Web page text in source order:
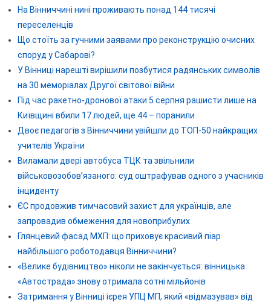
На Вінниччині нині проживають понад 144 тисячі
переселенців
Що стоїть за гучними заявами про реконструкцію очисних
споруд у Сабарові?
У Вінниці нарешті вирішили позбутися радянських символів
на 30 меморіалах Другої світової війни
Під час ракетно-дронової атаки 5 серпня рашисти лише на
Київщині вбили 17 людей, ще 44 – поранили
Двоє педагогів з Вінниччини увійшли до ТОП-50 найкращих
учителів України
Виламали двері автобуса ТЦК та звільнили
військовозобов’язаного: суд оштрафував одного з учасників
інциденту
ЄС продовжив тимчасовий захист для українців, але
запровадив обмеження для новоприбулих
Глянцевий фасад МХП: що приховує красивий піар
найбільшого роботодавця Вінниччини?
«Велике будівництво» ніколи не закінчується: вінницька
«Автострада» знову отримала сотні мільйонів
Затримання у Вінниці ієрея УПЦ МП, який «відмазував» від